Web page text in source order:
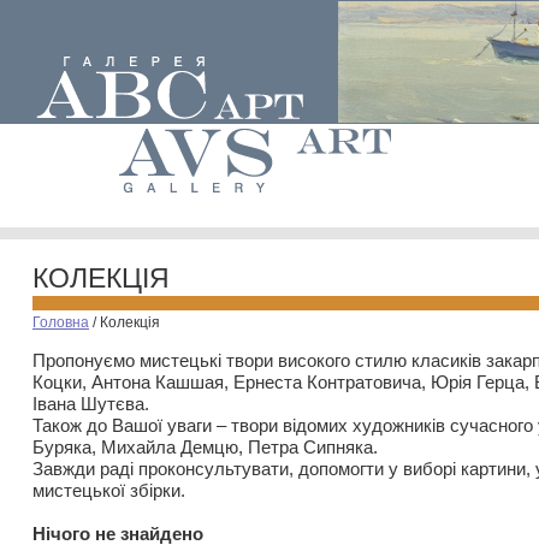
КОЛЕКЦІЯ
Головна / Колекція
Пропонуємо мистецькі твори високого стилю класиків
Коцки, Антона Кашшая, Ернеста Контратовича, Юрія
Івана Шутєва.
Також до Вашої уваги – твори відомих художників
Буряка, Михайла Демцю, Петра Сипняка.
Завжди раді проконсультувати, допомогти у виборі картини,
мистецької збірки.
Нiчого не знайдено